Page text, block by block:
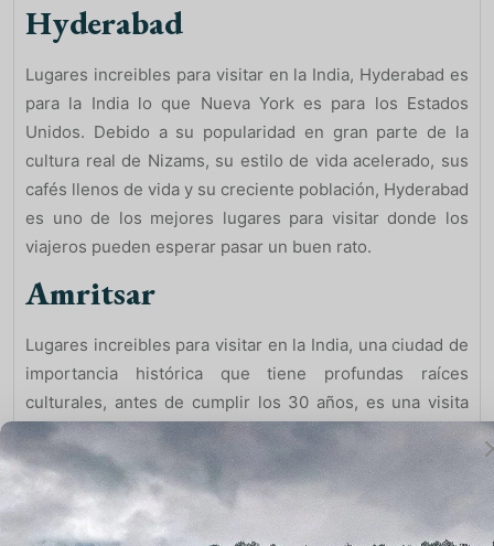
Hyderabad
Lugares increibles para visitar en la India, Hyderabad es
para la India lo que Nueva York es para los Estados
Unidos. Debido a su popularidad en gran parte de la
cultura real de Nizams, su estilo de vida acelerado, sus
cafés llenos de vida y su creciente población, Hyderabad
es uno de los mejores lugares para visitar donde los
viajeros pueden esperar pasar un buen rato.
Amritsar
Lugares increibles para visitar en la India, una ciudad de
importancia histórica que tiene profundas raíces
culturales, antes de cumplir los 30 años, es una visita
obligada para esta escapada espiritual e histórica que
promete el alimento del alma. Pasa un tiempo revisando
la historia significativa de Amritsar y asegúrate de que
no te pierdas la oportunidad de visitar el famoso Templo